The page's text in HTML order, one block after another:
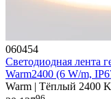
060454
Светодиодная лента
Warm2400 (6 W/m,
Warm | Тёплый 2400 K